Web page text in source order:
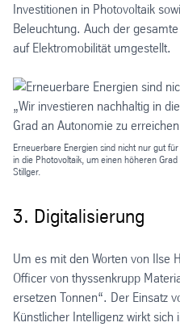
Investitionen in Photovoltaik
Beleuchtung. Auch der
auf Elektromobilität umgestellt.
Erneuerbare Energien sind nicht nur gut
in die Photovoltaik, um einen höheren
Stillger.
3. Digitalisierung
Um es mit den Worten von Ilse
Officer von thyssenkrupp
ersetzen Tonnen“. Der Einsatz
Künstlicher Intelligenz wirkt